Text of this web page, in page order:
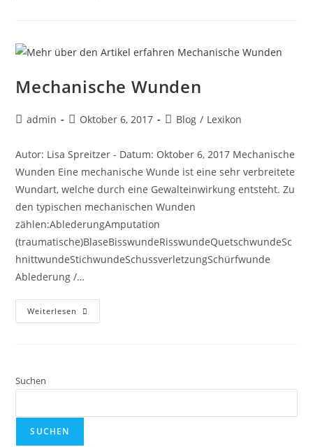
Mechanische Wunden
admin Oktober 6, 2017 Blog / Lexikon
Autor: Lisa Spreitzer - Datum: Oktober 6, 2017 Mechanische
Wunden Eine mechanische Wunde ist eine sehr verbreitete
Wundart, welche durch eine Gewalteinwirkung entsteht. Zu
den typischen mechanischen Wunden
zählen:AblederungAmputation
(traumatische)BlaseBisswundeRisswundeQuetschwundeSc
hnittwundeStichwundeSchussverletzungSchürfwunde
Ablederung /…
Weiterlesen
Suchen
SUCHEN